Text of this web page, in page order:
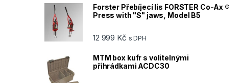
Forster Přebíjecí lis FORSTER Co-Ax ®
Press with "S" jaws, Model B5
12 999 Kč s DPH
MTM box kufr s volitelnými
přihrádkami ACDC30